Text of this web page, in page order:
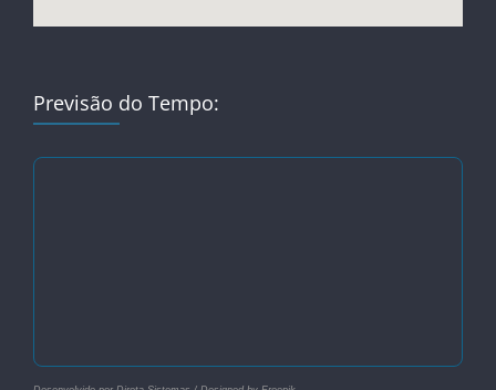
Previsão do Tempo: